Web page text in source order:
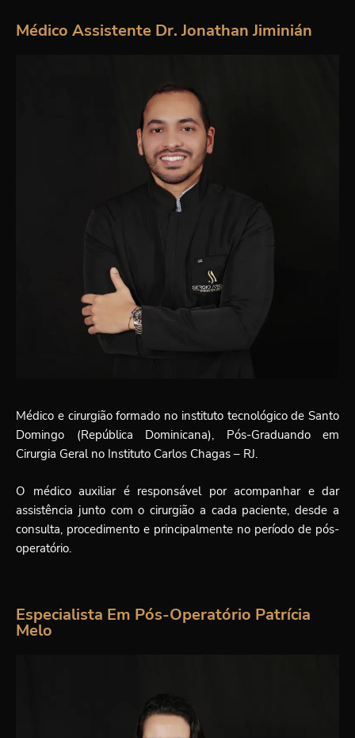
Médico Assistente Dr. Jonathan Jiminián
Médico e cirurgião formado no instituto tecnológico de Santo
Domingo (República Dominicana), Pós-Graduando em
Cirurgia Geral no Instituto Carlos Chagas – RJ.
O médico auxiliar é responsável por acompanhar e dar
assistência junto com o cirurgião a cada paciente, desde a
consulta, procedimento e principalmente no período de pós-
operatório.
Especialista Em Pós-Operatório Patrícia
Melo